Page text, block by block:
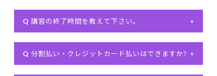
Q 講習の終了時間を教えて下さい。 +
Q 分割払い・クレジットカード払いはできますか? +